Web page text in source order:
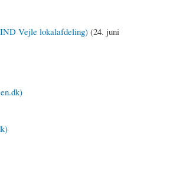
Vejle lokalafdeling)(24. juni